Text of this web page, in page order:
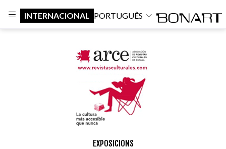
INTERNACIONAL PORTUGUÊS
EXPOSICIONS